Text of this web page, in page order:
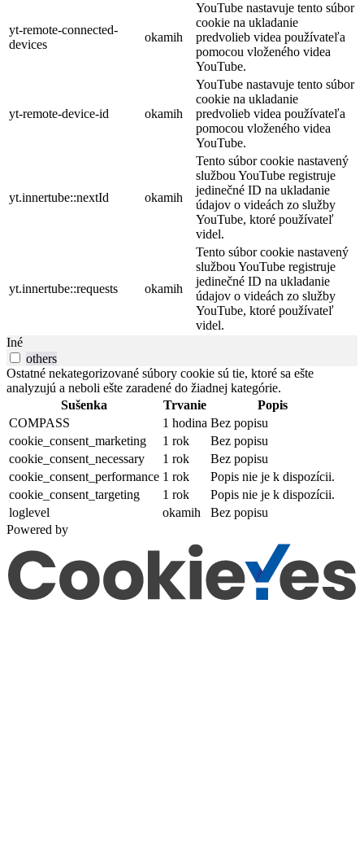
yt-remote-connected-
devices
okamih
YouTube nastavuje tento súbor
cookie na ukladanie
predvolieb videa používateľa
pomocou vloženého videa
YouTube.
yt-remote-device-id okamih
YouTube nastavuje tento súbor
cookie na ukladanie
predvolieb videa používateľa
pomocou vloženého videa
YouTube.
yt.innertube::nextId okamih
Tento súbor cookie nastavený
službou YouTube registruje
jedinečné ID na ukladanie
údajov o videách zo služby
YouTube, ktoré používateľ
videl.
yt.innertube::requests okamih
Tento súbor cookie nastavený
službou YouTube registruje
jedinečné ID na ukladanie
údajov o videách zo služby
YouTube, ktoré používateľ
videl.
Iné
others
Ostatné nekategorizované súbory cookie sú tie, ktoré sa ešte
analyzujú a neboli ešte zaradené do žiadnej kategórie.
Sušenka
Trvanie
Popis
COMPASS
1 hodina Bez popisu
cookie_consent_marketing
1 rok
Bez popisu
cookie_consent_necessary
1 rok
Bez popisu
cookie_consent_performance 1 rok
Popis nie je k dispozícii.
cookie_consent_targeting
1 rok
Popis nie je k dispozícii.
loglevel
okamih
Bez popisu
Powered by